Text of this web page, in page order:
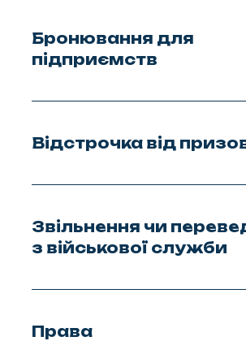
Бронювання для
підприємств
Відстрочка від
Звільнення чи
з військової служби
Права